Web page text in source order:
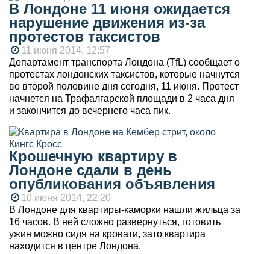
В Лондоне 11 июня ожидается
нарушение движения из-за
протестов таксистов
11 июня 2014, 12:57
Департамент транспорта Лондона (TfL) сообщает о
протестах лондонских таксистов, которые начнутся
во второй половине дня сегодня, 11 июня. Протест
начнется на Трафалгарской площади в 2 часа дня
и закончится до вечернего часа пик.
Крошечную квартиру в
Лондоне сдали в день
опубликования объявления
10 июня 2014, 22:20
В Лондоне для квартиры-каморки нашли жильца за
16 часов. В ней сложно развернуться, готовить
ужин можно сидя на кровати, зато квартира
находится в центре Лондона.